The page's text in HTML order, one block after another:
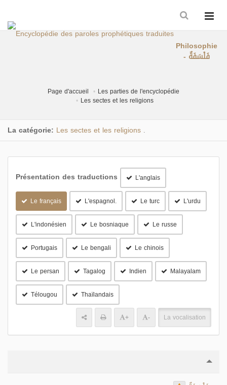
Philosophie
- فَلْسَفَةٌ
Page d'accueil
Les parties de l'encyclopédie
Les sectes et les religions
La catégorie: Les sectes et les religions
Présentation des traductions L'anglais
Le français L'espagnol. Le turc L'urdu
L'indonésien Le bosniaque Le russe
Portugais Le bengali Le chinois
Le persan Tagalog Indien Malayalam
Télougou Thaïlandais
+ - La vocalisation